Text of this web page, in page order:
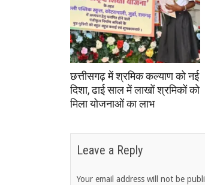
छत्तीसगढ़ में श्रमिक कल्याण को नई
दिशा, ढाई साल में लाखों श्रमिकों को
मिला योजनाओं का लाभ
Leave a Reply
Your email address will not be